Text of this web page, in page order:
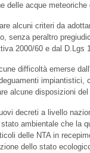
delle acque meteoriche
alcuni criteri da
senza peraltro
2000/60 e dal D.Lgs
difficoltà emerse
alcune disposizioni del
decreti a livello
ambientale che la
delle NTA in
dello stato